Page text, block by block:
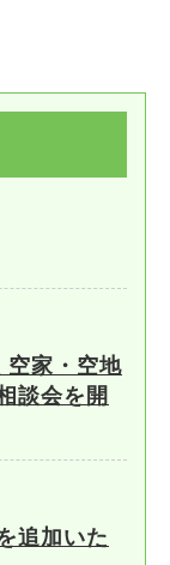
空家・空地
談会を開
追加いた